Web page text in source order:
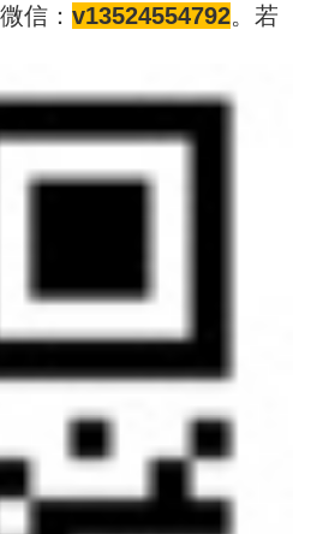
信： v13524554792。若